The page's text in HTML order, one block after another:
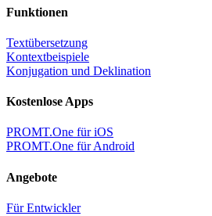
Funktionen
Textübersetzung
Kontextbeispiele
Konjugation und Deklination
Kostenlose Apps
PROMT.One für iOS
PROMT.One für Android
Angebote
Für Entwickler